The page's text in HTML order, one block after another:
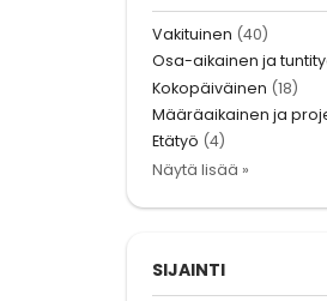
Vakituinen (40)
Osa-aikainen ja
Kokopäiväinen (18)
Määräaikainen ja
Etätyö (4)
Näytä lisää »
SIJAINTI